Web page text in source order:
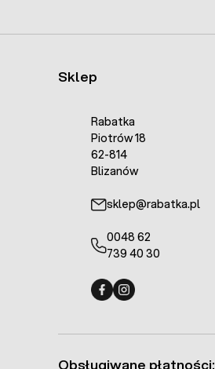
Sklep
Rabatka
Piotrów 18
62-814
Blizanów
sklep@rabatka.pl
0048 62
739 40 30
Obsługiwane płatności: